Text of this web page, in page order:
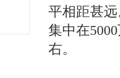
平相距甚
集中在5000
右。